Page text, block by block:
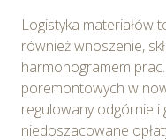
plików cookie w
Ciebie celach
wybory”.
Logistyka materiałów
również wnoszenie,
harmonogramem
poremontowych w
regulowany odgórnie i
niedoszacowane